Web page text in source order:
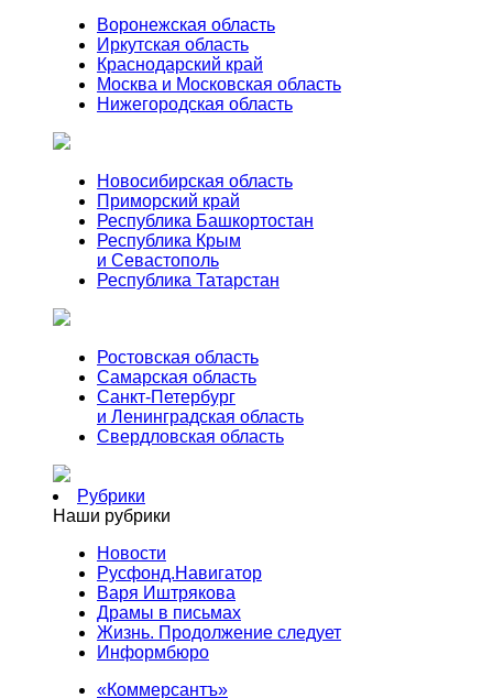
Воронежская область
Иркутская область
Краснодарский край
Москва и Московская область
Нижегородская область
Новосибирская область
Приморский край
Республика Башкортостан
Республика Крым
и Севастополь
Республика Татарстан
Ростовская область
Самарская область
Санкт-Петербург
и Ленинградская область
Свердловская область
Рубрики
Наши рубрики
Новости
Русфонд.Навигатор
Варя Иштрякова
Драмы в письмах
Жизнь. Продолжение следует
Информбюро
«Коммерсантъ»